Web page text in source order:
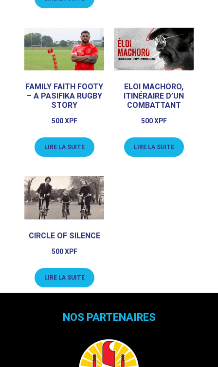
FAMILY FAITH FOOTY
– A PASIFIKA RUGBY
STORY
500XPF
LIRE LA SUITE
ELOI MACHORO,
ITINÉRAIRE D’UN
COMBATTANT
500XPF
LIRE LA SUITE
CIRCLE OF SILENCE
500XPF
LIRE LA SUITE
NOS PARTENAIRES